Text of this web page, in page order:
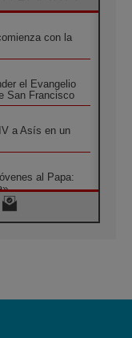
con la
el Evangelio
San Francisco
a Asís en un
al Papa:
en Roma en